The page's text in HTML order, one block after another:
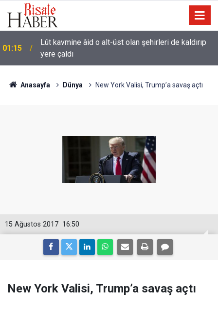
00:01
Kâinat, bütün âlemleriyle o cilve ile hayattar ve
ziyadardır
Anasayfa Dünya New York Valisi, Trump’a savaş açtı
16:50
15 Ağustos 2017
New York Valisi, Trump’a savaş açtı